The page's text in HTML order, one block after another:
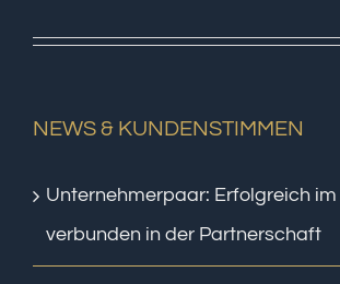
NEWS & KUNDENSTIMMEN
Unternehmerpaar: Erfolgreich im
verbunden in der Partnerschaft